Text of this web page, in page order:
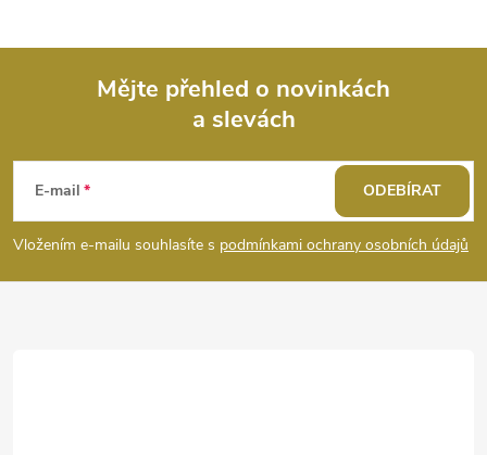
p
a
Mějte přehled o novinkách
a slevách
E-mail
Vložením e-mailu souhlasíte s podmínkami ochrany osobních údajů
ODEBÍRAT